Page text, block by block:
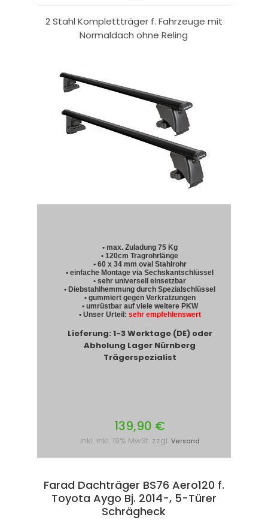
2 Stahl Komplettträger f. Fahrzeuge mit
Normaldach ohne Reling
• max. Zuladung 75 Kg
• 120cm Tragrohrlänge
• 60 x 34 mm oval Stahlrohr
• einfache Montage via Sechskantschlüssel
• sehr universell einsetzbar
• Diebstahlhemmung durch Spezialschlüssel
• gummiert gegen Verkratzungen
• umrüstbar auf viele weitere PKW
• Unser Urteil: sehr empfehlenswert
Lieferung: 1-3 Werktage (DE) oder
Abholung Lager Nürnberg
Trägerspezialist
139,90 €
inkl. inkl. 19% MwSt. zzgl. Versand
Farad Dachträger BS76 Aero120 f.
Toyota Aygo Bj. 2014-, 5-Türer
Schrägheck